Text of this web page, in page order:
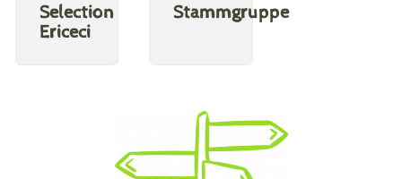
Selection
Ericeci
Stammgruppe